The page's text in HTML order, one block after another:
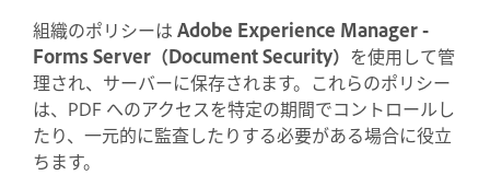
組織のポリシーは Adobe Experience Manager -
Forms Server（Document Security） を使用して管
理され、サーバーに保存されます。これらのポリシー
は、PDF へのアクセスを特定の期間でコントロールし
たり、一元的に監査したりする必要がある場合に役立
ちます。